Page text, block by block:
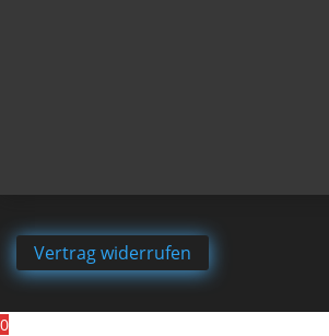
Vertrag widerrufen
0